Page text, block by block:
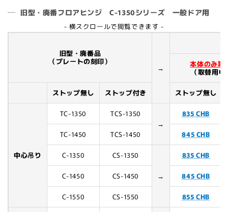
旧型・廃番フロアヒンジ C-1350シリーズ 一般ドア用
- 横スクロールで閲覧できます -
旧型・廃番品
（プレートの刻印）
→
本体のみ取
（取替用
ストップ無し ストップ付き ストップ無し
中心吊り
TC-1350
TCS-1350
→
835 CHB
TC-1450 TCS-1450 845 CHB
C-1350 CS-1350
→
835 CHB
C-1450 CS-1450 845 CHB
C-1550 CS-1550 855 CHB